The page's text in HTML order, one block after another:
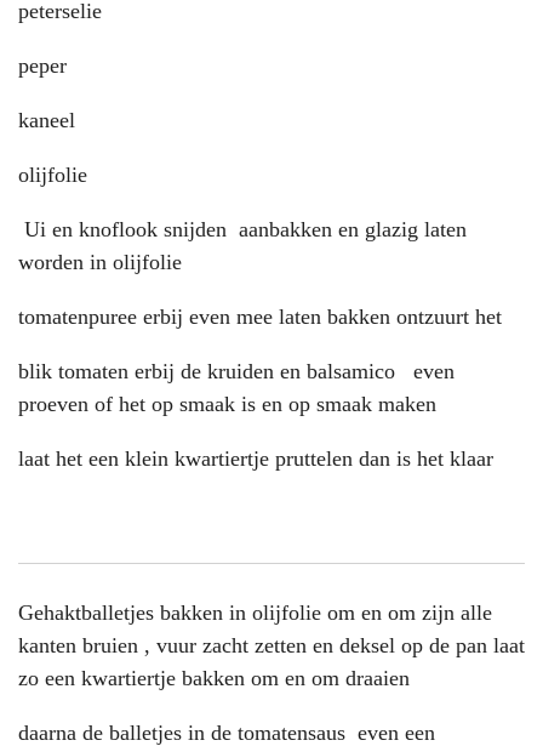
peterselie
peper
kaneel
olijfolie
Ui en knoflook snijden aanbakken en glazig laten
worden in olijfolie
tomatenpuree erbij even mee laten bakken ontzuurt het
blik tomaten erbij de kruiden en balsamico even
proeven of het op smaak is en op smaak maken
laat het een klein kwartiertje pruttelen dan is het klaar
Gehaktballetjes bakken in olijfolie om en om zijn alle
kanten bruien , vuur zacht zetten en deksel op de pan laat
zo een kwartiertje bakken om en om draaien
daarna de balletjes in de tomatensaus even een